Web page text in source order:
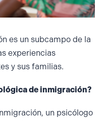
es un subcampo de la
experiencias
y sus familias.
de inmigración?
un psicólogo